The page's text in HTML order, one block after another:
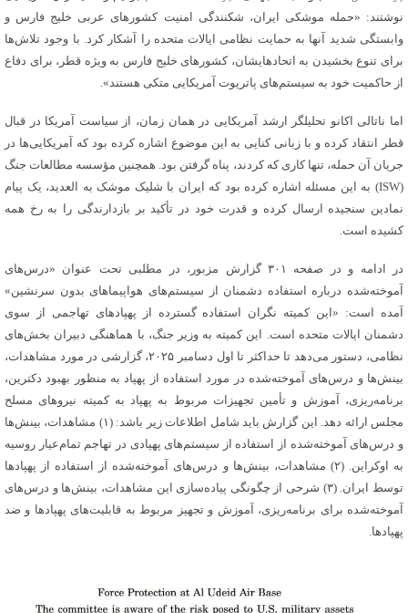
نوشتند: «حمله موشکی ایران، شکنندگی امنیت کشورهای عربی خلیج فارس و
وابستگی شدید آنها به حمایت نظامی ایالات متحده را آشکار کرد. با وجود تلاش‌ها
برای تنوع بخشیدن به اتحادهایشان، کشورهای خلیج فارس به ویژه قطر، برای دفاع
از حاکمیت خود به سیستم‌های پاتریوت آمریکایی متکی هستند».
اما ناتالی اکانو تحلیلگر ارشد آمریکایی در همان زمان، از سیاست آمریکا در قبال
قطر انتقاد کرده و با زبانی کنایی به این موضوع اشاره کرده بود که آمریکایی‌ها در
جریان آن حمله، تنها کاری که کردند، پناه گرفتن بود. همچنین مؤسسه مطالعات جنگ
(ISW) به این مسئله اشاره کرده بود که ایران با شلیک موشک به
العدید ، یک پیام
نمادین سنجیده ارسال کرده و قدرت خود در تأکید بر بازدارندگی را به رخ همه
کشیده است.
در ادامه و در صفحه ۳۰۱ گزارش مزبور، در مطلبی تحت عنوان «درس‌های
آموخته‌شده درباره استفاده دشمنان از سیستم‌های هواپیماهای بدون سرنشین»
آمده است: «این کمیته نگران استفاده گسترده از پهپادهای تهاجمی از سوی
دشمنان ایالات متحده است. این کمیته به وزیر جنگ، با هماهنگی دبیران بخش‌های
نظامی، دستور می‌دهد تا حداکثر تا اول دسامبر ۲۰۲۵، گزارشی در مورد مشاهدات،
بینش‌ها و درس‌های آموخته‌شده در مورد استفاده از پهپاد به منظور بهبود دکترین،
برنامه‌ریزی، آموزش و تأمین تجهیزات مربوط به پهپاد به کمیته نیروهای مسلح
مجلس ارائه دهد. این گزارش باید شامل اطلاعات زیر باشد: (۱) مشاهدات، بینش‌ها
و درس‌های آموخته‌شده از استفاده از سیستم‌های پهپادی در تهاجم تمام‌عیار روسیه
به اوکراین. (۲) مشاهدات، بینش‌ها و درس‌های آموخته‌شده از استفاده از
پهپادها
توسط ایران. (۳) شرحی از چگونگی پیاده‌سازی این مشاهدات، بینش‌ها و درس‌های
آموخته‌شده برای برنامه‌ریزی، آموزش و تجهیز مربوط به قابلیت‌های پهپادها و ضد
پهپادها